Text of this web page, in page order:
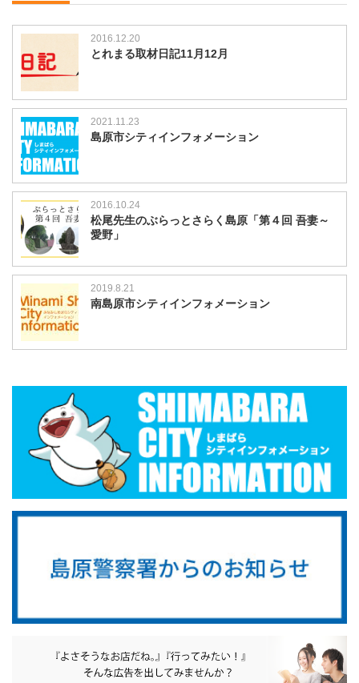
2016.12.20
とれまる取材日記11月12月
2021.11.23
島原市シティインフォメーション
2016.10.24
松尾先生のぶらっとさらく島原「第４回 吾妻～
愛野」
2019.8.21
南島原市シティインフォメーション